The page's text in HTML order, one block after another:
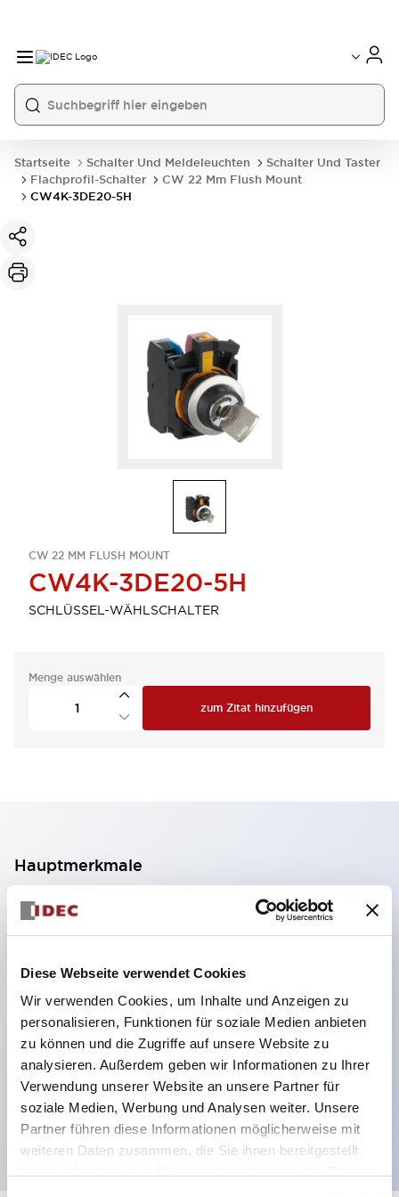
Diese Webseite verwendet Cookies
Wir verwenden Cookies, um Inhalte und Anzeigen zu
personalisieren, Funktionen für soziale Medien anbieten
zu können und die Zugriffe auf unsere Website zu
analysieren. Außerdem geben wir Informationen zu Ihrer
Verwendung unserer Website an unsere Partner für
soziale Medien, Werbung und Analysen weiter. Unsere
Partner führen diese Informationen möglicherweise mit
weiteren Daten zusammen, die Sie ihnen bereitgestellt
Startseite Schalter Und Meldeleuchten
Schalter Und Taster
Flachprofil-Schalter
CW 22 Mm Flush Mount
CW4K-3DE20-5H
CW 22 MM FLUSH MOUNT
CW4K-3DE20-5H
SCHLÜSSEL-WÄHLSCHALTER
Menge auswählen
zum Zitat hinzufügen
Hauptmerkmale
2-Kontakt-Block mit 2 Stufen, ermöglicht eine 4-
Kontakt-Konfiguration (Gewährleistung der
Isolierung zwischen den 2 Kontakten).
59,9 mm (※ 22-stufiger Kontaktblock).
Platzsparendes Design möglich.
Sicherheitsstruktur der 3. Generation: 2-Aktions-
Freisetzung, integrierter Schutz, IP20-
Fingerschutzstruktur